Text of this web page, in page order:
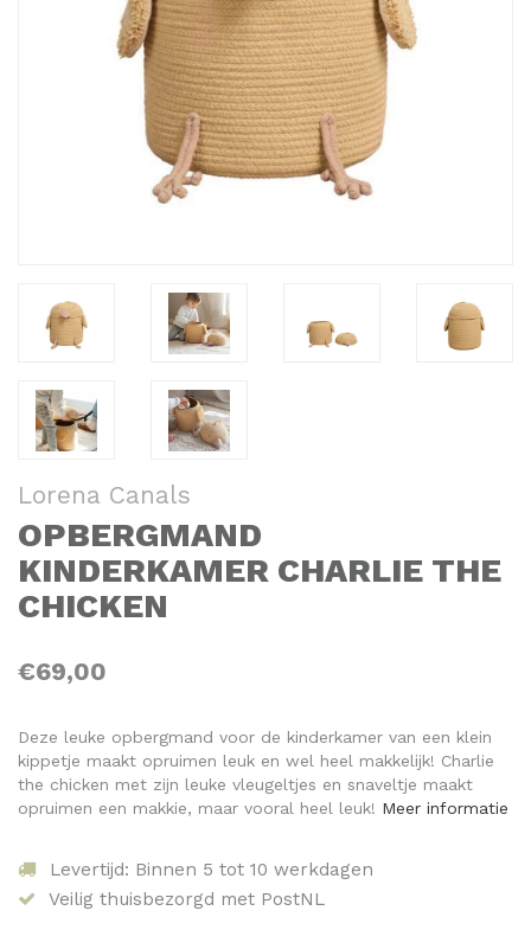
Lorena Canals
OPBERGMAND
KINDERKAMER CHARLIE THE
CHICKEN
€69,00
Deze leuke opbergmand voor de kinderkamer van een klein
kippetje maakt opruimen leuk en wel heel makkelijk! Charlie
the chicken met zijn leuke vleugeltjes en snaveltje maakt
opruimen een makkie, maar vooral heel leuk! Meer informatie
Levertijd: Binnen 5 tot 10 werkdagen
Veilig thuisbezorgd met PostNL